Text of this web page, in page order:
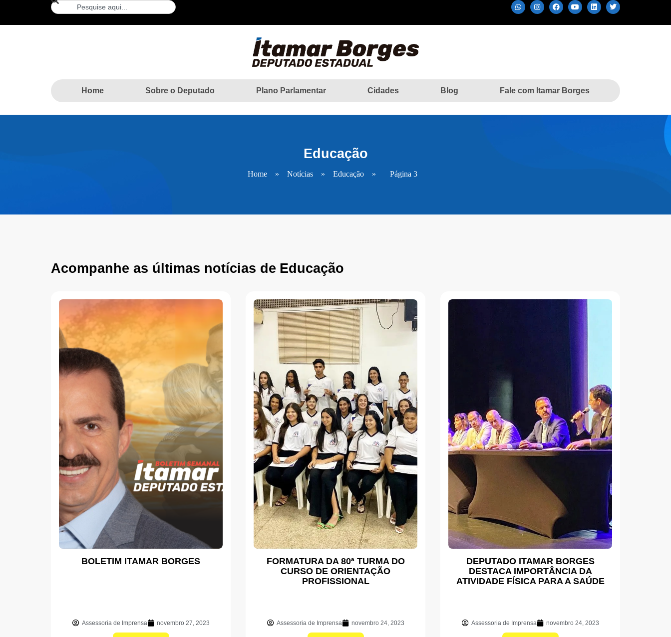
Home Sobre o Deputado Plano Parlamentar Cidades Blog Fale com Itamar Borges
Educação
Home » Notícias » Educação » Página 3
Acompanhe as últimas notícias de Educação
BOLETIM ITAMAR BORGES
Assessoria de Imprensa novembro 27, 2023
FORMATURA DA 80ª TURMA DO
CURSO DE ORIENTAÇÃO
PROFISSIONAL
Assessoria de Imprensa novembro 24, 2023
DEPUTADO ITAMAR BORGES
DESTACA IMPORTÂNCIA DA
ATIVIDADE FÍSICA PARA A SAÚDE
Assessoria de Imprensa novembro 24, 2023